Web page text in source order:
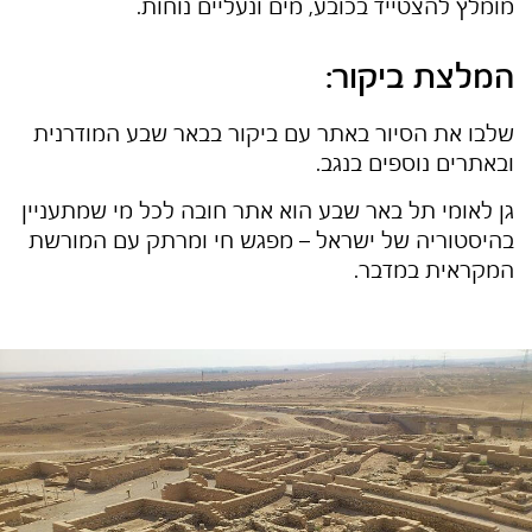
המלצת ביקור:
שלבו את הסיור באתר עם ביקור בבאר שבע המודרנית
ובאתרים נוספים בנגב.
גן לאומי תל באר שבע הוא אתר חובה לכל מי שמתעניין
בהיסטוריה של ישראל – מפגש חי ומרתק עם המורשת
המקראית במדבר.